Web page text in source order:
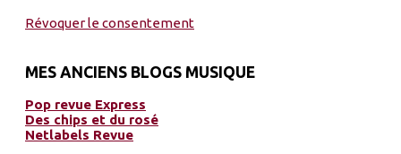
Révoquer le consentement
MES ANCIENS BLOGS MUSIQUE
Pop revue Express
Des chips et du rosé
Netlabels Revue